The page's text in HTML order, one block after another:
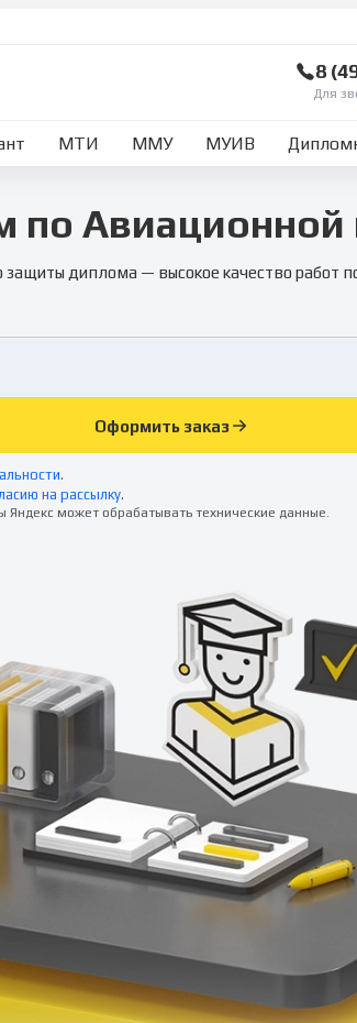
8
Для
МТИ ММУ МУИВ
по
защиты диплома — высокое качество работ
Оформить заказ
.
на рассылку.
может обрабатывать технические данные.